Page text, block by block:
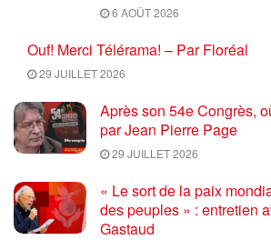
6 AOÛT 2026
Ouf! Merci Télérama! – Par Floréal
29 JUILLET 2026
Après son 54e Congrès,
par Jean Pierre Page
29 JUILLET 2026
« Le sort de la paix
des peuples » : entretien
Gastaud